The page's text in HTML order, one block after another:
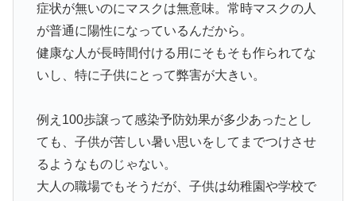
症状が無いのにマスクは無意味。常時マスクの人
が普通に陽性になっているんだから。
健康な人が長時間付ける用にそもそも作られてな
いし、特に子供にとって弊害が大きい。
例え100歩譲って感染予防効果が多少あったとし
ても、子供が苦しい暑い思いをしてまでつけさせ
るようなものじゃない。
大人の職場でもそうだが、子供は幼稚園や学校で